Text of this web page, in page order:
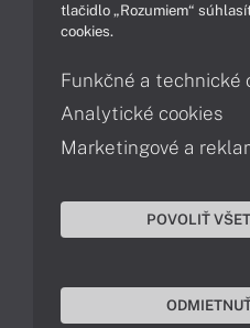
Ako nakupovať
Servisné oddelenie
tlačidlo „Rozumiem“
cookies.
Funkčné a technické
Analytické cookies
Marketingové a
POVOLIŤ